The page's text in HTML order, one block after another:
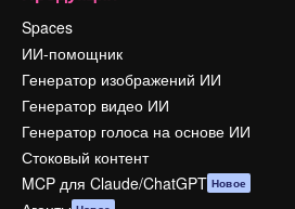
Spaces
ИИ-помощник
Генератор изображений ИИ
Генератор видео ИИ
Генератор голоса на основе ИИ
Стоковый контент
MCP для Claude/ChatGPT Новое